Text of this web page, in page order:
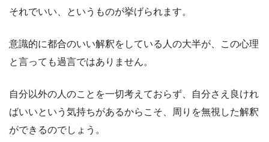
それでいい、というものが挙げられます。
意識的に都合のいい解釈をしている人の大半が、この心理
と言っても過言ではありません。
自分以外の人のことを一切考えておらず、自分さえ良けれ
ばいいという気持ちがあるからこそ、周りを無視した解釈
ができるのでしょう。